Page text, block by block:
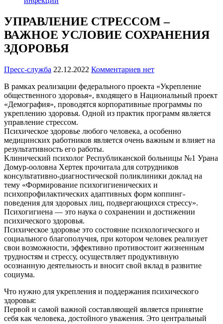
УПРАВЛЕНИЕ СТРЕССОМ –
ВАЖНОЕ УСЛОВИЕ СОХРАНЕНИЯ
ЗДОРОВЬЯ
Пресс-служба 22.12.2022 Комментариев нет
В рамках реализации федерального проекта «Укрепление
общественного здоровья», входящего в Национальный проект
«Демография», проводятся корпоративные программы по
укреплению здоровья. Одной из практик программ является
управление стрессом.
Психическое здоровье любого человека, а особенно
медицинских работников является очень важным и влияет на
результативность его работы.
Клинический психолог Республиканской больницы №1 Урана
Домур-ооловна Хертек прочитала для сотрудников
консультативно-диагностической поликлиники доклад на
тему «Формирование психогигиенических и
психопрофилактических адаптивных форм коппинг-
поведения для здоровых лиц, подвергающихся стрессу».
Психогигиена — это наука о сохранении и достижении
психического здоровья.
Психическое здоровье это состояние психологического и
социального благополучия, при котором человек реализует
свои возможности, эффективно противостоит жизненным
трудностям и стрессу, осуществляет продуктивную
осознанную деятельность и вносит свой вклад в развитие
социума.
Что нужно для укрепления и поддержания психического
здоровья:
Первой и самой важной составляющей является принятие
себя как человека, достойного уважения. Это центральный